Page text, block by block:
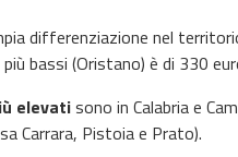
differenziazione nel
bassi (Oristano) è di 330
elevatisono in Calabria e
Carrara, Pistoia e Prato).